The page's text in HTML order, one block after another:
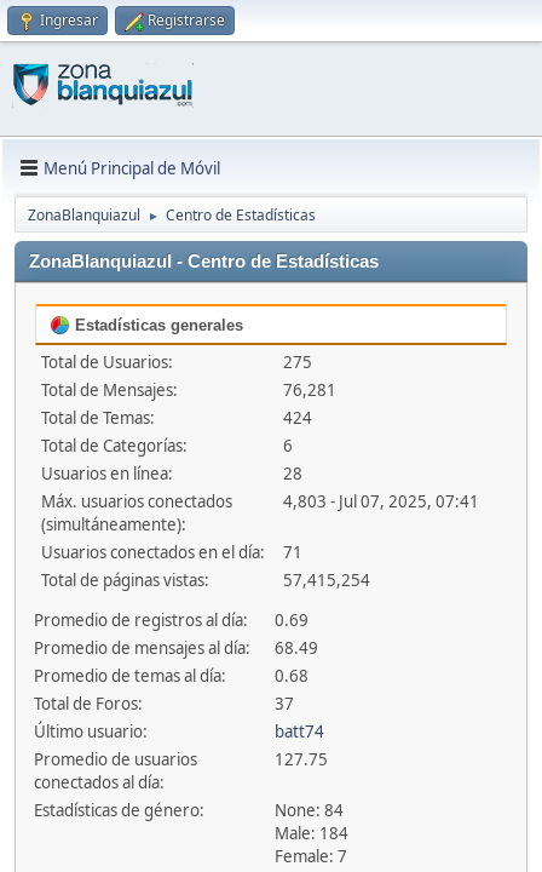
Ingresar Registrarse
Menú Principal de Móvil
ZonaBlanquiazul ► Centro de Estadísticas
ZonaBlanquiazul - Centro de Estadísticas
Estadísticas generales
Total de Usuarios:
275
Total de Mensajes:
76,281
Total de Temas:
424
Total de Categorías:
6
Usuarios en línea:
28
Máx. usuarios conectados
(simultáneamente):
4,803 - Jul 07, 2025, 07:41
Usuarios conectados en el día:
71
Total de páginas vistas:
57,415,254
Promedio de registros al día:
0.69
Promedio de mensajes al día:
68.49
Promedio de temas al día:
0.68
Total de Foros:
37
Último usuario:
batt74
Promedio de usuarios
conectados al día:
127.75
Estadísticas de género:
None: 84
Male: 184
Female: 7